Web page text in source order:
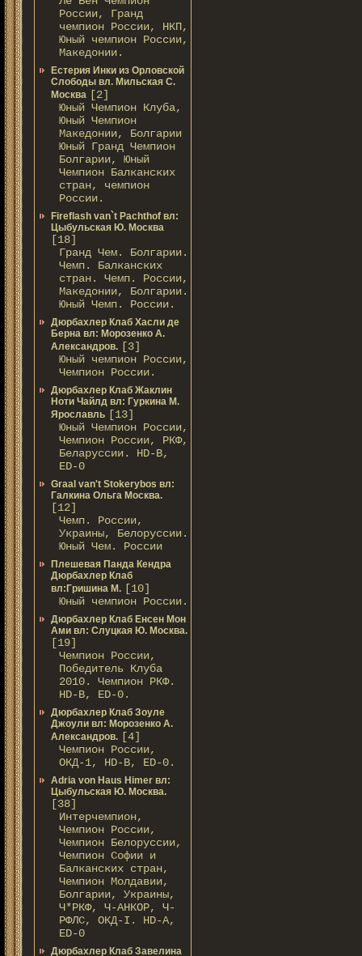
России, Гранд
чемпион России, НКП,
Юный чемпион России,
Македонии.
Естерия Инки из Орловской
Слободы вл. Мильская С.
Москва [2]
Юный Чемпион Клуба,
Юный Чемпион
Македонии, Болгарии
Юный Гранд Чемпион
Болгарии, Юный
Чемпион Балканских
стран, чемпион
России.
Fireflash van`t Pachthof вл:
Цыбульская Ю. Москва
[18]
Гранд Чем. Болгарии.
Чемп. Балканских
стран. Чемп. России,
Македонии, Болгарии.
Юный Чемп. России.
Дюрбахлер Клаб Хасли де
Берна вл: Морозенко А.
Александров. [3]
Юный чемпион России,
Чемпион России.
Дюрбахлер Клаб Жаклин
Ноти Чайлд вл: Гуркина М.
Ярославль [13]
Юный Чемпион России,
Чемпион России, РКФ,
Беларуссии. HD-В,
ED-0
Graal van't Stokerybos вл:
Галкина Ольга Москва.
[12]
Чемп. России,
Украины, Белоруссии.
Юный Чем. России
Плешевая Панда Кендра
Дюрбахлер Клаб
вл:Гришина М. [10]
Юный чемпион России.
Дюрбахлер Клаб Енсен Мон
Ами вл: Слуцкая Ю. Москва.
[19]
Чемпион России,
Победитель Клуба
2010. Чемпион РКФ.
HD-B, ED-0.
Дюрбахлер Клаб Зоуле
Джоули вл: Морозенко А.
Александров. [4]
Чемпион России,
ОКД-1, HD-B, ED-0.
Adria von Haus Himer вл:
Цыбульская Ю. Москва.
[38]
Интерчемпион,
Чемпион России,
Чемпион Белоруссии,
Чемпион Софии и
Балканских стран,
Чемпион Молдавии,
Болгарии, Украины,
Ч*РКФ, Ч-АНКОР, Ч-
РФЛС, ОКД-I. HD-A,
ED-0
Дюрбахлер Клаб Завелина